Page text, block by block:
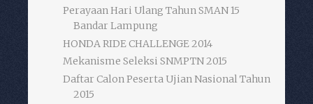
Perayaan Hari Ulang Tahun SMAN 15
Bandar Lampung
HONDA RIDE CHALLENGE 2014
Mekanisme Seleksi SNMPTN 2015
Daftar Calon Peserta Ujian Nasional Tahun
2015